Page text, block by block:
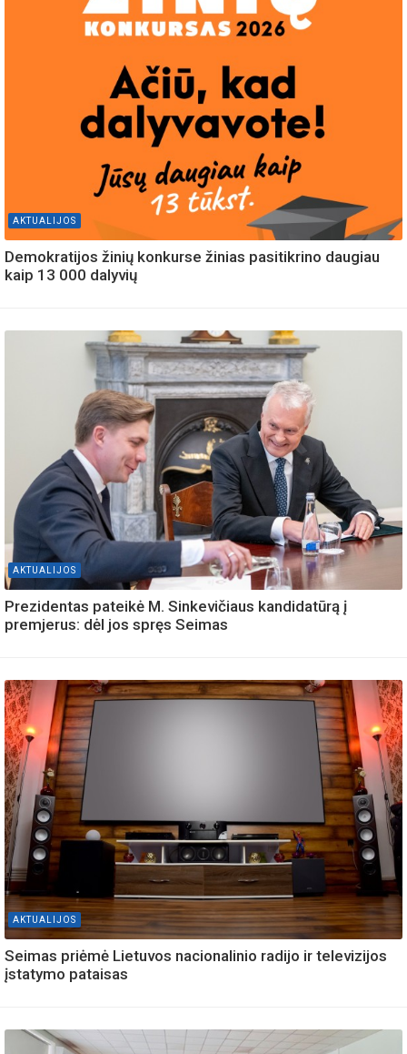
AKTUALIJOS
Demokratijos žinių konkurse žinias pasitikrino daugiau
kaip 13 000 dalyvių
AKTUALIJOS
Prezidentas pateikė M. Sinkevičiaus kandidatūrą į
premjerus: dėl jos spręs Seimas
AKTUALIJOS
Seimas priėmė Lietuvos nacionalinio radijo ir televizijos
įstatymo pataisas